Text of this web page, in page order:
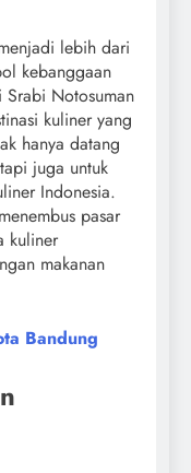
lebih dari
kebanggaan
Srabi Notosuman
kuliner yang
hanya datang
juga untuk
Indonesia.
pasar
kuliner
makanan
Bandung